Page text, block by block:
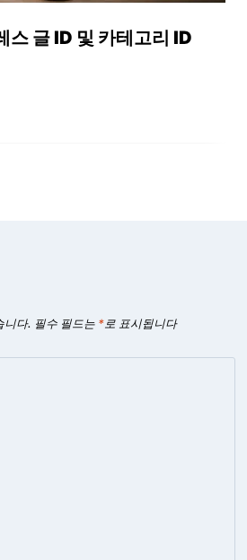
스 글 ID 및 카테고리 ID
니다. 필수 필드는 * 로 표시됩니다